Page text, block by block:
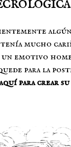
mucho
emotivo
para la
para crear